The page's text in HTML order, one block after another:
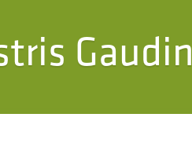
Gaudin